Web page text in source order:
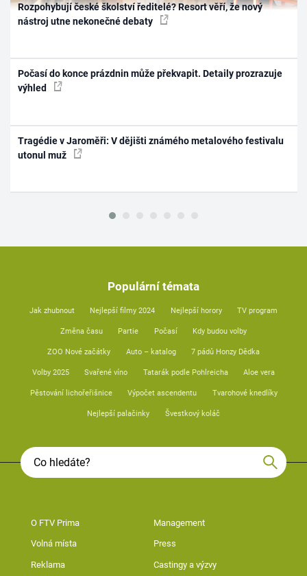
Rozpohybují české školství ředitelé? Resort věří, že nový
nástroj utne nekonečné debaty
Počasí do konce prázdnin může překvapit. Detaily prozrazuje
výhled
Tragédie v Jaroměři: V dějišti známého metalového festivalu
utonul muž
Populární témata
Jak zhubnout Nejlepší filmy 2024 Nejlepší horory TV program
Změna času Partie Počasí Kdy budou volby
ZOO Nové začátky Auto – katalog 7 pádů Honzy Dědka
Volby 2025 Svařené víno Tatarák podle Pohlreicha Aloe vera
Pěstování lichořeřišnice Výpočet ascendentu Tvarohové knedlíky
Nejlepší palačinky Švestkový koláč
O FTV Prima Management
Volná místa Press
Reklama Castingy a výzvy